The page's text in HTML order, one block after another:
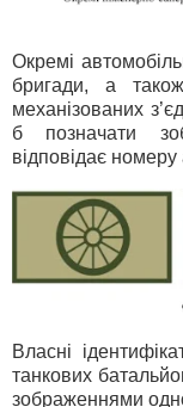
Окремі
бригади, а також
механізованих
б позначати
відповідає
Власні
танкових
зображеннями